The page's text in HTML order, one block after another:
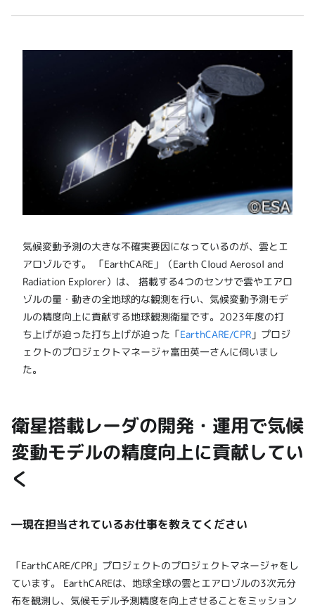
気候変動予測の大きな不確実要因になっているのが、雲とエ
アロゾルです。 「EarthCARE」（Earth Cloud Aerosol and
Radiation Explorer）は、 搭載する4つのセンサで雲やエアロ
ゾルの量・動きの全地球的な観測を行い、気候変動予測モデ
ルの精度向上に貢献する地球観測衛星です。2023年度の打
ち上げが迫った打ち上げが迫った「EarthCARE/CPR 」プロジ
ェクトのプロジェクトマネージャ富田英一さんに伺いまし
た。
衛星搭載レーダの開発・運用で気候
変動モデルの精度向上に貢献してい
く
―現在担当されているお仕事を教えてください
「EarthCARE/CPR」プロジェクトのプロジェクトマネージャをし
ています。 EarthCAREは、地球全球の雲とエアロゾルの3次元分
布を観測し、気候モデル予測精度を向上させることをミッション